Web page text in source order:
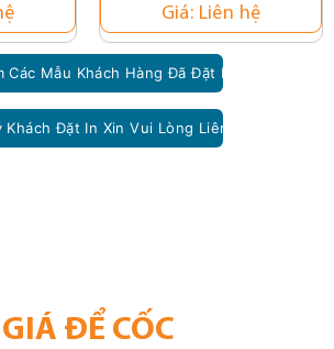
Giá: Liên hệ
Các Mẫu Khách Hàng Đã Đặt In Theo Yêu
Khách Đặt In Xin Vui Lòng Liên Hệ Với Dịch
GIÁ ĐỂ CỐC